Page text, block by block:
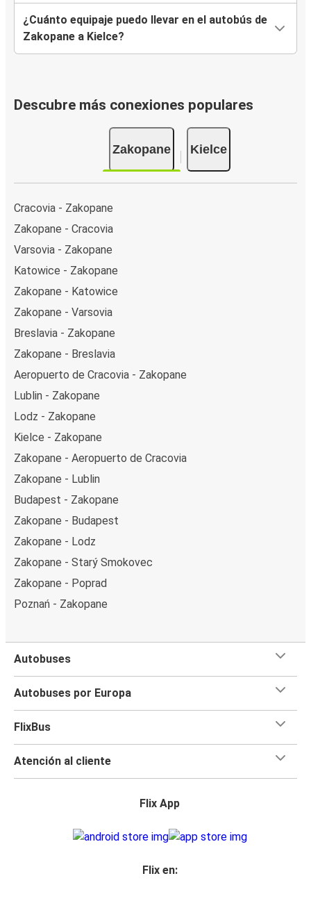
¿Cuánto equipaje puedo llevar en el autobús de
Zakopane a Kielce?
Descubre más conexiones populares
Zakopane Kielce
Cracovia - Zakopane
Zakopane - Cracovia
Varsovia - Zakopane
Katowice - Zakopane
Zakopane - Katowice
Zakopane - Varsovia
Breslavia - Zakopane
Zakopane - Breslavia
Aeropuerto de Cracovia - Zakopane
Lublin - Zakopane
Lodz - Zakopane
Kielce - Zakopane
Zakopane - Aeropuerto de Cracovia
Zakopane - Lublin
Budapest - Zakopane
Zakopane - Budapest
Zakopane - Lodz
Zakopane - Starý Smokovec
Zakopane - Poprad
Poznań - Zakopane
Autobuses
Autobuses por Europa
FlixBus
Atención al cliente
Flix App
Flix en: